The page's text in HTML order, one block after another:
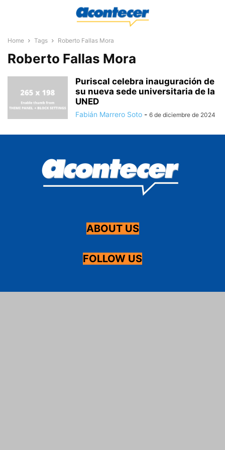
Home Tags Roberto Fallas Mora
Roberto Fallas Mora
Puriscal celebra inauguración de
su nueva sede universitaria de la
UNED
Fabián Marrero Soto - 6 de diciembre de 2024
ABOUT US
FOLLOW US